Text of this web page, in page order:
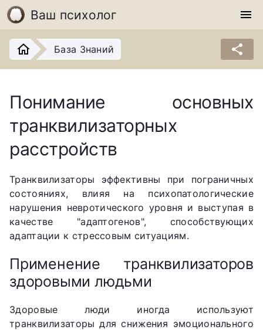
Ваш психолог menu
База Знаний share
Понимание основных
транквилизаторных
расстройств
Транквилизаторы эффективны при пограничных
состояниях, влияя на психопатологические
нарушения невротического уровня и выступая в
качестве "адаптогенов", способствующих
адаптации к стрессовым ситуациям.
Применение транквилизаторов
здоровыми людьми
Здоровые люди иногда используют
транквилизаторы для снижения эмоционального